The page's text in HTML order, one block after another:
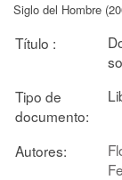
Siglo del Hombre
Título :
Tipo de
documento:
Autores: